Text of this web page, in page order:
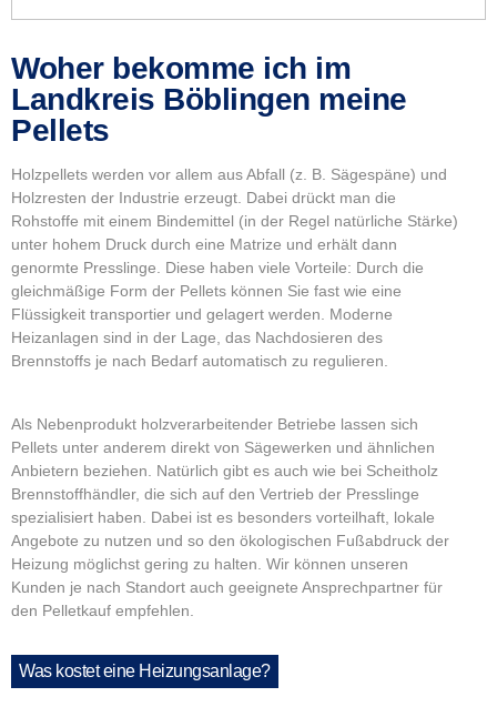
Woher bekomme ich im
Landkreis Böblingen meine
Pellets
Holzpellets werden vor allem aus Abfall (z. B. Sägespäne) und
Holzresten der Industrie erzeugt. Dabei drückt man die
Rohstoffe mit einem Bindemittel (in der Regel natürliche Stärke)
unter hohem Druck durch eine Matrize und erhält dann
genormte Presslinge. Diese haben viele Vorteile: Durch die
gleichmäßige Form der Pellets können Sie fast wie eine
Flüssigkeit transportier und gelagert werden. Moderne
Heizanlagen sind in der Lage, das Nachdosieren des
Brennstoffs je nach Bedarf automatisch zu regulieren.
Als Nebenprodukt holzverarbeitender Betriebe lassen sich
Pellets unter anderem direkt von Sägewerken und ähnlichen
Anbietern beziehen. Natürlich gibt es auch wie bei Scheitholz
Brennstoffhändler, die sich auf den Vertrieb der Presslinge
spezialisiert haben. Dabei ist es besonders vorteilhaft, lokale
Angebote zu nutzen und so den ökologischen Fußabdruck der
Heizung möglichst gering zu halten. Wir können unseren
Kunden je nach Standort auch geeignete Ansprechpartner für
den Pelletkauf empfehlen.
Was kostet eine Heizungsanlage?